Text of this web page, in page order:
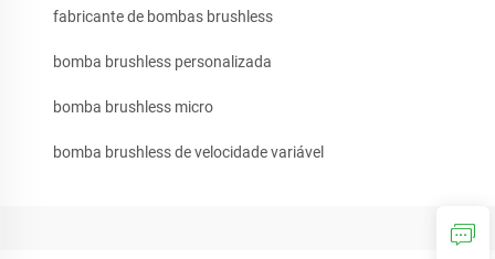
fabricante de bombas brushless
bomba brushless personalizada
bomba brushless micro
bomba brushless de velocidade variável